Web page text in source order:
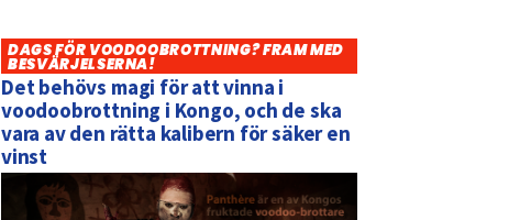
DAGS FÖR VOODOOBROTTNING? FRAM MED
BESVÄRJELSERNA!
Det behövs magi för att vinna i
voodoobrottning i Kongo, och de ska
vara av den rätta kalibern för säker en
vinst